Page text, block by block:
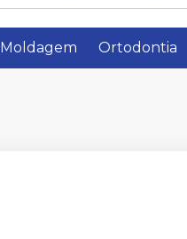
Moldagem Ortodontia